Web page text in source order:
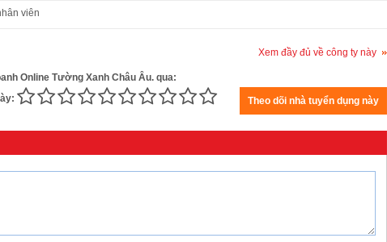
viên
Xem đầy đủ về công ty này
Online Tường Xanh Châu Âu. qua: